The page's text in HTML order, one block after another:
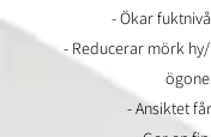
- Ökar
- Reducerar mörk
- Ansiktet